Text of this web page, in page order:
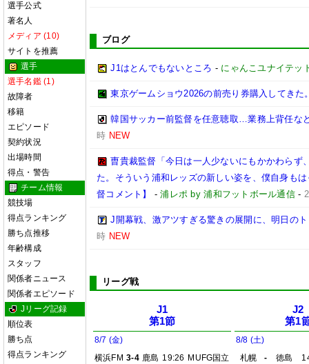
選手公式
著名人
メディア (10)
サイトを推薦
選手
選手名鑑 (1)
故障者
移籍
エピソード
契約状況
出場時間
得点・警告
チーム情報
競技場
得点ランキング
勝ち点推移
年齢構成
スタッフ
関係者ニュース
関係者エピソード
Jリーグ記録
順位表
勝ち点
得点ランキング
ブログ
J1はとんでもないところ - にゃんこユナイテッ
東京ゲームショウ2026の前売り券購入してきた
韓国サッカー前監督を任意聴取…業務上背任な
時 NEW
曺貴裁監督「今日は一人少ないにもかかわらず
た。そういう浦和レッズの新しい姿を、僕自身も
督コメント】
-浦レポ by 浦和フットボール通信-
J開幕戦、激アツすぎる驚きの展開に、明日の
時 NEW
リーグ戦
J1
第1節
8/7 (金)
横浜FM 3-4 鹿島 19:26 MUFG国立
J2
第1
8/8 (土)
札幌
- 徳島